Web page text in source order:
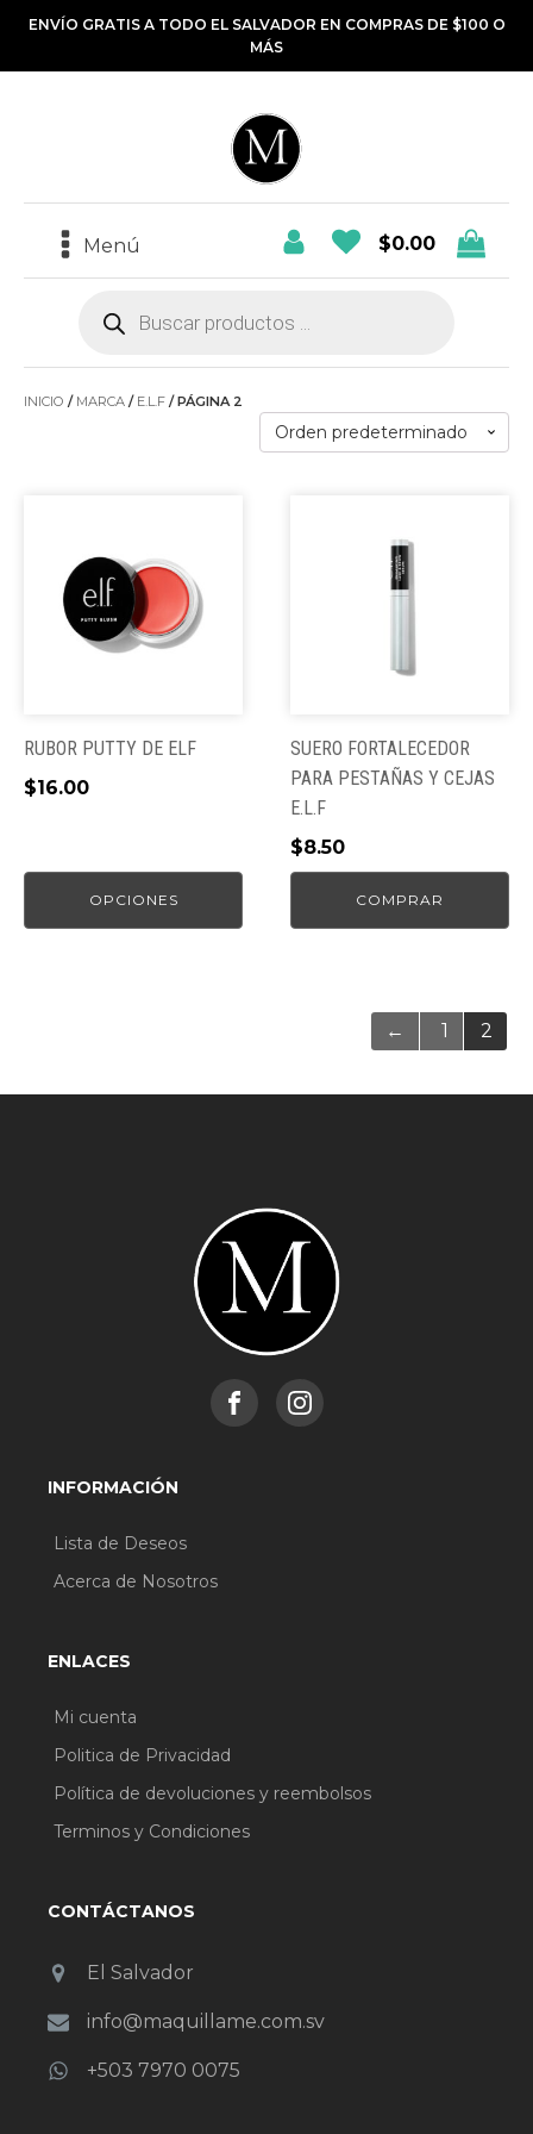
ENVÍO GRATIS A TODO EL SALVADOR EN COMPRAS DE $100 O
MÁS
Menú $0.00
Búsqueda
INICIO / MARCA / E.L.F / PÁGINA 2
RUBOR PUTTY DE ELF
$16.00
OPCIONES
tiene
múltiples
variantes.
pueden
elegir
página
producto
SUERO FORTALECEDOR
PARA PESTAÑAS Y CEJAS
E.L.F
$8.50
COMPRAR
← 1 2
INFORMACIÓN
Lista de Deseos
Acerca de Nosotros
ENLACES
Mi cuenta
Politica de Privacidad
Política de devoluciones y reembolsos
Terminos y Condiciones
CONTÁCTANOS
El Salvador
info@maquillame.com.sv
+503 7970 0075